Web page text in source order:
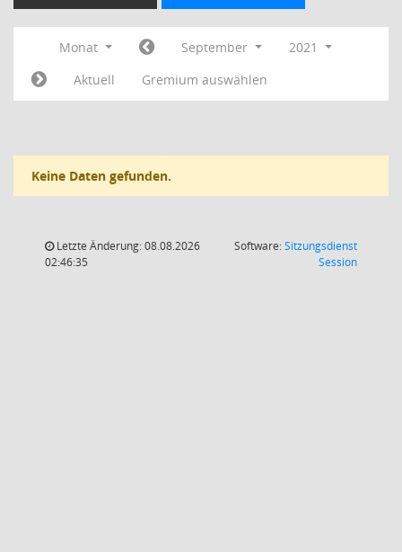
Monat September
2021
Aktuell
Gremium auswählen
Keine Daten gefunden.
Letzte Änderung: 08.08.2026
02:46:35
Software:Sitzungsdienst
Session(Wird in